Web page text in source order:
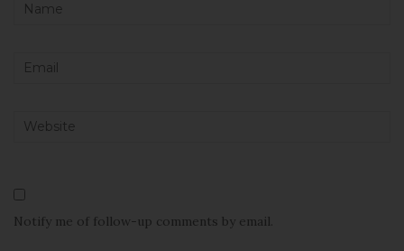
Notify me of follow-up comments by email.